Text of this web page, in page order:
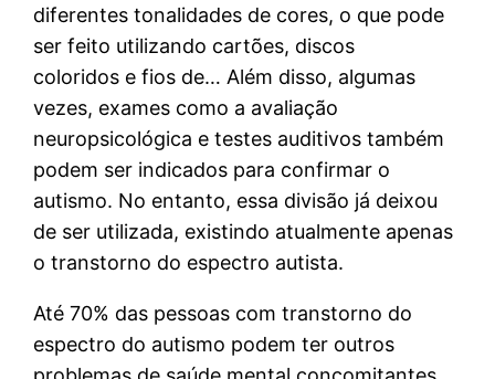
diferentes tonalidades de cores, o que pode
ser feito utilizando cartões, discos
coloridos e fios de… Além disso, algumas
vezes, exames como a avaliação
neuropsicológica e testes auditivos também
podem ser indicados para confirmar o
autismo. No entanto, essa divisão já deixou
de ser utilizada, existindo atualmente apenas
o transtorno do espectro autista.
Até 70% das pessoas com transtorno do
espectro do autismo podem ter outros